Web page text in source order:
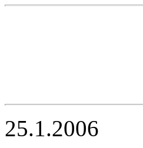
25.1.2006